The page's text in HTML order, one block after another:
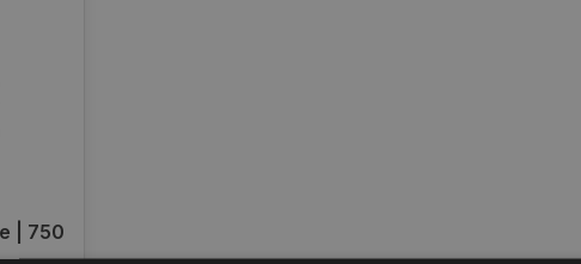
| 750